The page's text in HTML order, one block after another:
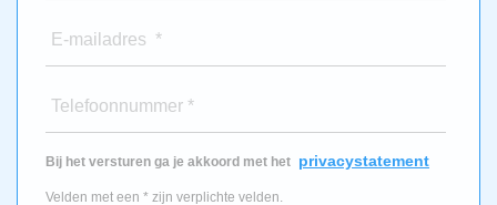
E-mailadres *
Telefoonnummer *
Bij het versturen ga je akkoord met het privacystatement
Velden met een * zijn verplichte velden.